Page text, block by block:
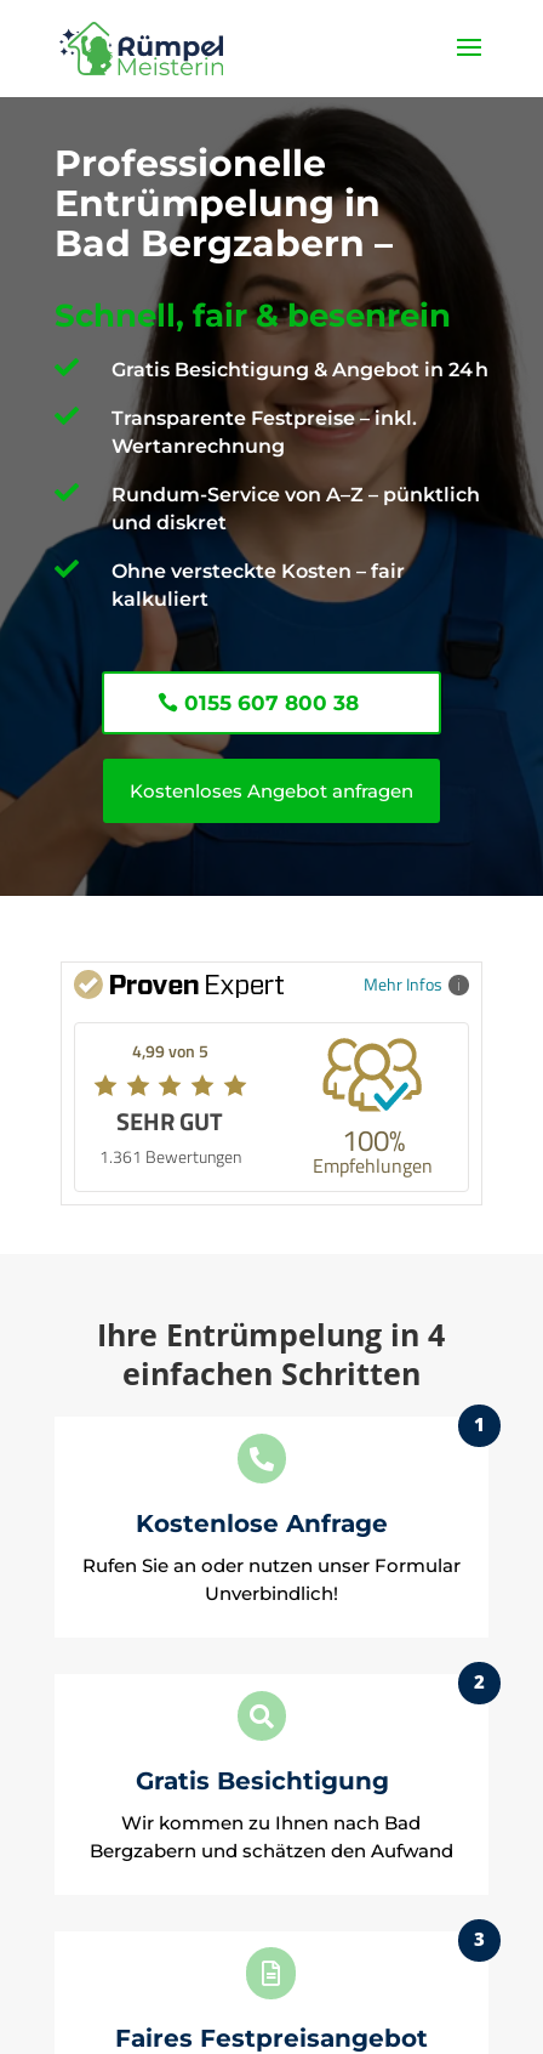
★ 4,9 / 5 ProvenExpert ✓ Deutschlandweit unterwegs ✉️
info@die-ruempelmeisterin.com
Professionelle
Entrümpelung in
Bad Bergzabern –
Schnell, fair & besenrein
 Gratis Besichtigung & Angebot in 24 h

Transparente Festpreise – inkl.
Wertanrechnung

Rundum-Service von A–Z – pünktlich
und diskret

Ohne versteckte Kosten – fair
kalkuliert
0155 607 800 38
Kostenloses Angebot anfragen
Mehr Infos
4,99 von 5
SEHR GUT
1.361 Bewertungen 100%
Empfehlungen
Ihre Entrümpelung in 4
einfachen Schritten

Kostenlose Anfrage
1
Rufen Sie an oder nutzen unser Formular
Unverbindlich!

Gratis Besichtigung
2
Wir kommen zu Ihnen nach Bad
Bergzabern und schätzen den Aufwand

Faires Festpreisangebot
3